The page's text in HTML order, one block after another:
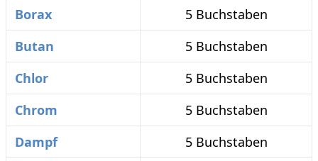
Borax
5 Buchstaben
Butan
5 Buchstaben
Chlor
5 Buchstaben
Chrom
5 Buchstaben
Dampf
5 Buchstaben